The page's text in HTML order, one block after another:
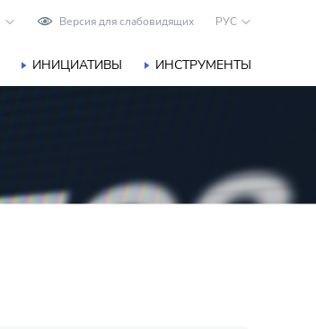
Версия для слабовидящих РУС
ИНИЦИАТИВЫ ИНСТРУМЕНТЫ